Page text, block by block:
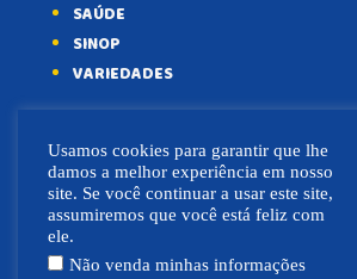
SAÚDE
SINOP
VARIEDADES
FOCO NEWS MT (66)
SIGA NOSSAS REDES
Usamos cookies para garantir que lhe
damos a melhor experiência em nosso
site. Se você continuar a usar este site,
assumiremos que você está feliz com
ele.
Não venda minhas informações